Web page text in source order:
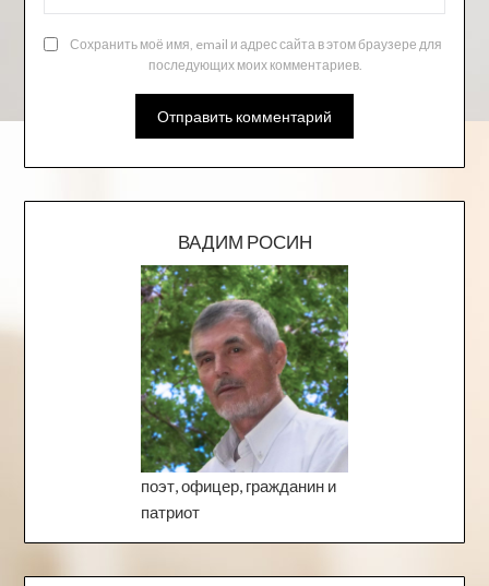
Сохранить моё имя, email и адрес сайта в этом браузере для
последующих моих комментариев.
ВАДИМ РОСИН
поэт, офицер, гражданин и
патриот